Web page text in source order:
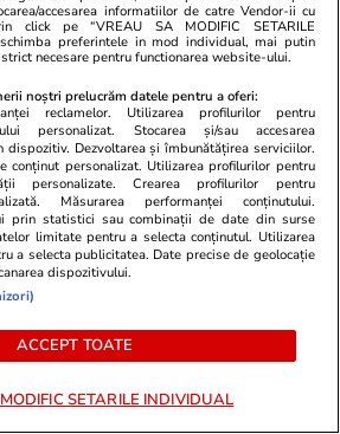
iulie 2026. Soarele va intra în
07:00
din 19 iulie 2026. Report la
I de peste 8,12 milioane
accesarea informatiilor de catre Vendor-ii cu
click pe “VREAU SA MODIFIC SETARILE
schimba preferintele in mod individual, mai putin
necesare pentru functionarea website-ului.
noștri prelucrăm datele pentru a oferi:
reclamelor. Utilizarea profilurilor pentru
personalizat. Stocarea și/sau accesarea
dispozitiv. Dezvoltarea și îmbunătățirea serviciilor.
conținut personalizat. Utilizarea profilurilor pentru
personalizate. Crearea profilurilor pentru
Măsurarea performanței conținutului.
prin statistici sau combinații de date din surse
limitate pentru a selecta conținutul. Utilizarea
a selecta publicitatea. Date precise de geolocație
dispozitivului.
ACCEPT TOATE
SETARILE INDIVIDUAL